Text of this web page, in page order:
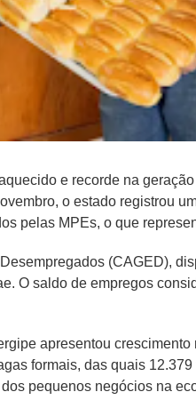
e recorde na
o estado registrou
pelas MPEs, o que
(CAGED),
O saldo de empregos
apresentou
formais, das quais
pequenos negócios na